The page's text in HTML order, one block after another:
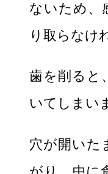
ないため、
り取らなけ
歯を削ると
いてしまい
穴が開いた